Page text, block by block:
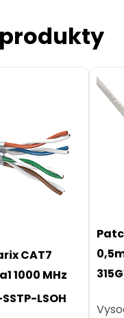
CAT7
1000 MHz
LSOH